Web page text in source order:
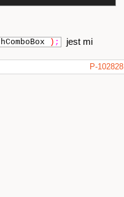
hComboBox ) ;
jest mi
P-102828